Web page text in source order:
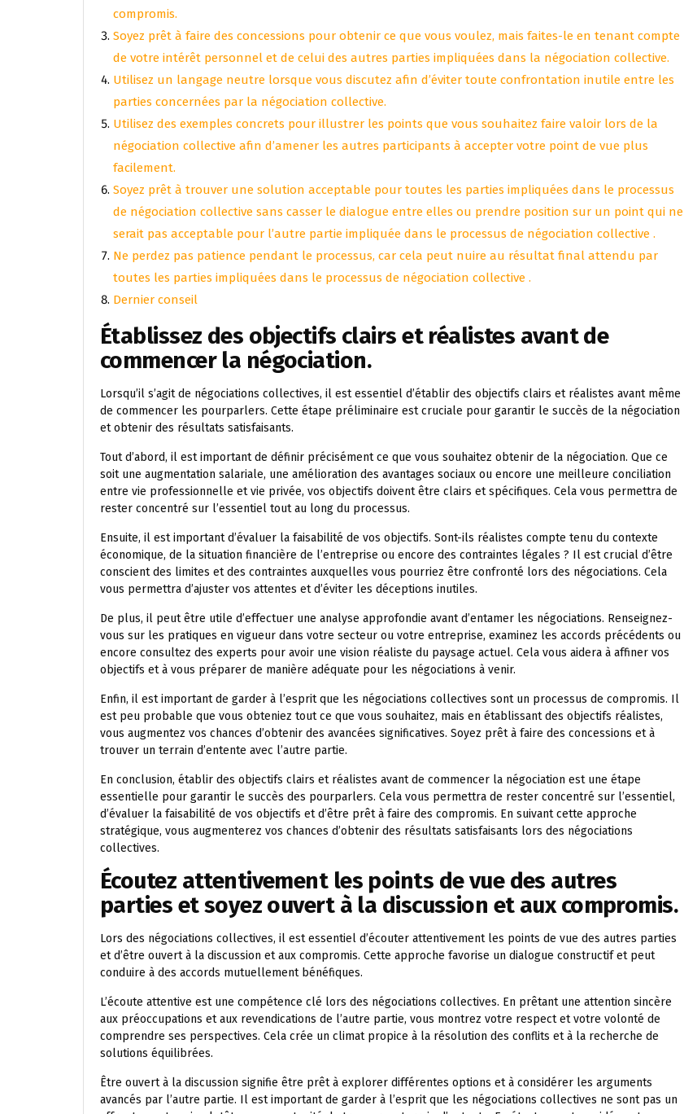
compromis.
Soyez prêt à faire des concessions pour obtenir ce que vous voulez, mais faites-le en tenant compte
de votre intérêt personnel et de celui des autres parties impliquées dans la négociation collective.
Utilisez un langage neutre lorsque vous discutez afin d’éviter toute confrontation inutile entre les
parties concernées par la négociation collective.
Utilisez des exemples concrets pour illustrer les points que vous souhaitez faire valoir lors de la
négociation collective afin d’amener les autres participants à accepter votre point de vue plus
facilement.
Soyez prêt à trouver une solution acceptable pour toutes les parties impliquées dans le processus
de négociation collective sans casser le dialogue entre elles ou prendre position sur un point qui ne
serait pas acceptable pour l’autre partie impliquée dans le processus de négociation collective .
Ne perdez pas patience pendant le processus, car cela peut nuire au résultat final attendu par
toutes les parties impliquées dans le processus de négociation collective .
Dernier conseil
Établissez des objectifs clairs et réalistes avant de
commencer la négociation.
Lorsqu’il s’agit de négociations collectives, il est essentiel d’établir des objectifs clairs et réalistes avant même
de commencer les pourparlers. Cette étape préliminaire est cruciale pour garantir le succès de la négociation
et obtenir des résultats satisfaisants.
Tout d’abord, il est important de définir précisément ce que vous souhaitez obtenir de la négociation. Que ce
soit une augmentation salariale, une amélioration des avantages sociaux ou encore une meilleure conciliation
entre vie professionnelle et vie privée, vos objectifs doivent être clairs et spécifiques. Cela vous permettra de
rester concentré sur l’essentiel tout au long du processus.
Ensuite, il est important d’évaluer la faisabilité de vos objectifs. Sont-ils réalistes compte tenu du contexte
économique, de la situation financière de l’entreprise ou encore des contraintes légales ? Il est crucial d’être
conscient des limites et des contraintes auxquelles vous pourriez être confronté lors des négociations. Cela
vous permettra d’ajuster vos attentes et d’éviter les déceptions inutiles.
De plus, il peut être utile d’effectuer une analyse approfondie avant d’entamer les négociations. Renseignez-
vous sur les pratiques en vigueur dans votre secteur ou votre entreprise, examinez les accords précédents ou
encore consultez des experts pour avoir une vision réaliste du paysage actuel. Cela vous aidera à affiner vos
objectifs et à vous préparer de manière adéquate pour les négociations à venir.
Enfin, il est important de garder à l’esprit que les négociations collectives sont un processus de compromis. Il
est peu probable que vous obteniez tout ce que vous souhaitez, mais en établissant des objectifs réalistes,
vous augmentez vos chances d’obtenir des avancées significatives. Soyez prêt à faire des concessions et à
trouver un terrain d’entente avec l’autre partie.
En conclusion, établir des objectifs clairs et réalistes avant de commencer la négociation est une étape
essentielle pour garantir le succès des pourparlers. Cela vous permettra de rester concentré sur l’essentiel,
d’évaluer la faisabilité de vos objectifs et d’être prêt à faire des compromis. En suivant cette approche
stratégique, vous augmenterez vos chances d’obtenir des résultats satisfaisants lors des négociations
collectives.
Écoutez attentivement les points de vue des autres
parties et soyez ouvert à la discussion et aux compromis.
Lors des négociations collectives, il est essentiel d’écouter attentivement les points de vue des autres parties
et d’être ouvert à la discussion et aux compromis. Cette approche favorise un dialogue constructif et peut
conduire à des accords mutuellement bénéfiques.
L’écoute attentive est une compétence clé lors des négociations collectives. En prêtant une attention sincère
aux préoccupations et aux revendications de l’autre partie, vous montrez votre respect et votre volonté de
comprendre ses perspectives. Cela crée un climat propice à la résolution des conflits et à la recherche de
solutions équilibrées.
Être ouvert à la discussion signifie être prêt à explorer différentes options et à considérer les arguments
avancés par l’autre partie. Il est important de garder à l’esprit que les négociations collectives ne sont pas un